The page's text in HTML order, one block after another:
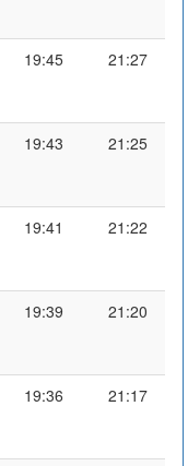
19:45 21:27
19:43 21:25
19:41 21:22
19:39 21:20
19:36 21:17